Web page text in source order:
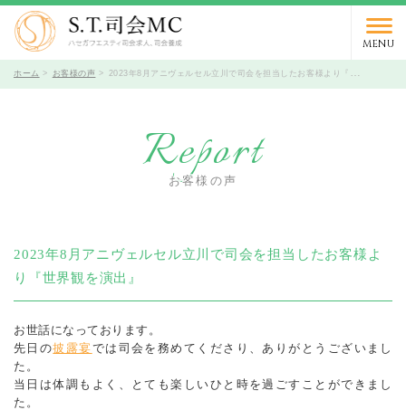
MENU
受付時間 10時～19時 / 定休日 火曜日
ホーム お客様の声 2023年8月アニヴェルセル立川で司会を担当したお客様より『世界観を演出』
Report
お客様の声
2023年8月アニヴェルセル立川で司会を担当したお客様よ
り『世界観を演出』
お世話になっております。
先日の披露宴では司会を務めてくださり、ありがとうございまし
た。
当日は体調もよく、とても楽しいひと時を過ごすことができまし
た。